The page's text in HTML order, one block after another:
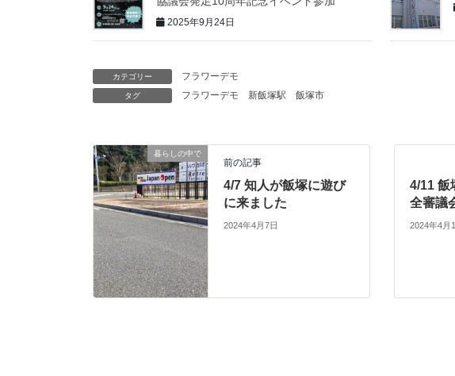
2025年9月24日
カテゴリー フラワーデモ
タグ フラワーデモ 新飯塚駅 飯塚市
暮らしの中で
前の記事
4/7 知人が飯塚に遊び
に来ました
2024年4月7日
4/11 飯
全審議
2024年4月